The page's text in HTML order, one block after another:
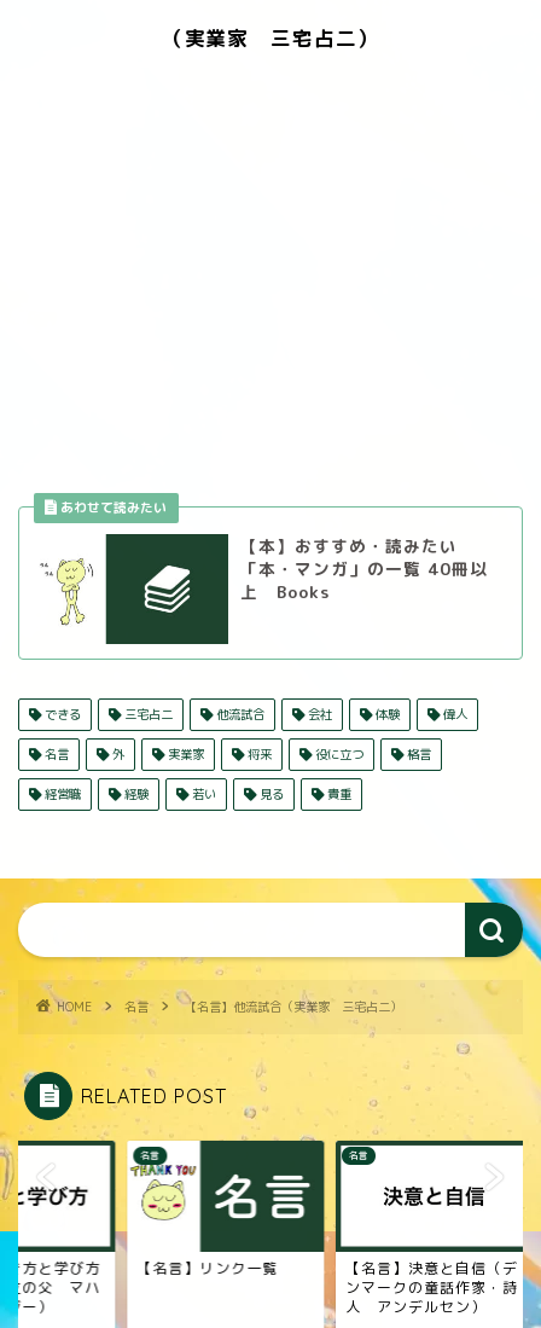
（実業家 三宅占二）
【本】おすすめ・読みたい
「本・マンガ」の一覧 40冊以
上 Books
できる 三宅占二 他流試合 会社 体験 偉人
名言 外 実業家 将来 役に立つ 格言
経営職 経験 若い 見る 貴重
HOME 名言 【名言】他流試合（実業家 三宅占二）
RELATED POST
】リンク一覧
【名言】決意と自信（デ
ンマークの童話作家・詩
人 アンデルセン）
【名言】生きる（小
家 福永武彦）